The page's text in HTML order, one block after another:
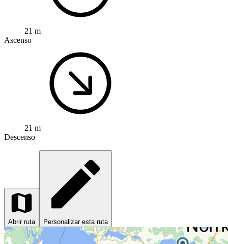
21 m
Ascenso
21 m
Descenso
Abrir ruta Personalizar esta ruta